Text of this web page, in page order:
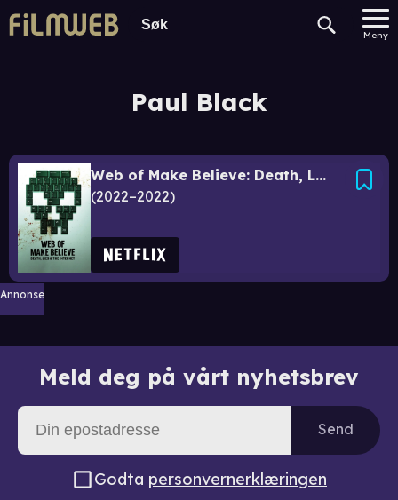
Meny
Paul Black
Web of Make Believe: Death, Lies and the Internet
2022–2022
Annonse
Meld deg på vårt nyhetsbrev
Send
Godta personvernerklæringen